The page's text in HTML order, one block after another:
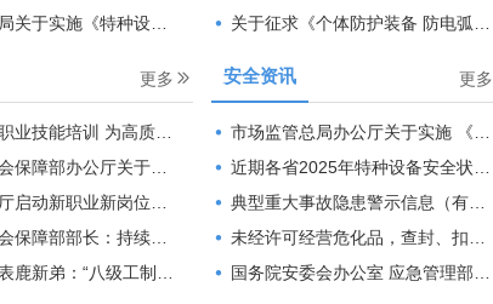
种设备使用管理规则》若干问题的通知
更多
能人才支撑——《人力资源和社会保障事业发展“十五五”规划》系列解读
发布船舶岸基管理工程技术人员等职业信息进行公示的公告
新职业新岗位培育行动
部长：持续加大新职业开发力度
“八级工制度是为国家培养人才”
关于征求《个体防护装备 防电弧装备 第1部分：头罩和面屏 （征求意见稿）》等25项强制性国家标准意见的函
安全资讯 更多
市场监管总局办公厅关于实施 《特种设备使用管理规则》若干问题的通知
近期各省2025年特种设备安全状况汇总
典型重大事故隐患警示信息（有限空间作业）
未经许可经营危化品，查封、扣押、立案侦查
国务院安委会办公室 应急管理部关于 开展2025年全国“安全生产月”活动的通知